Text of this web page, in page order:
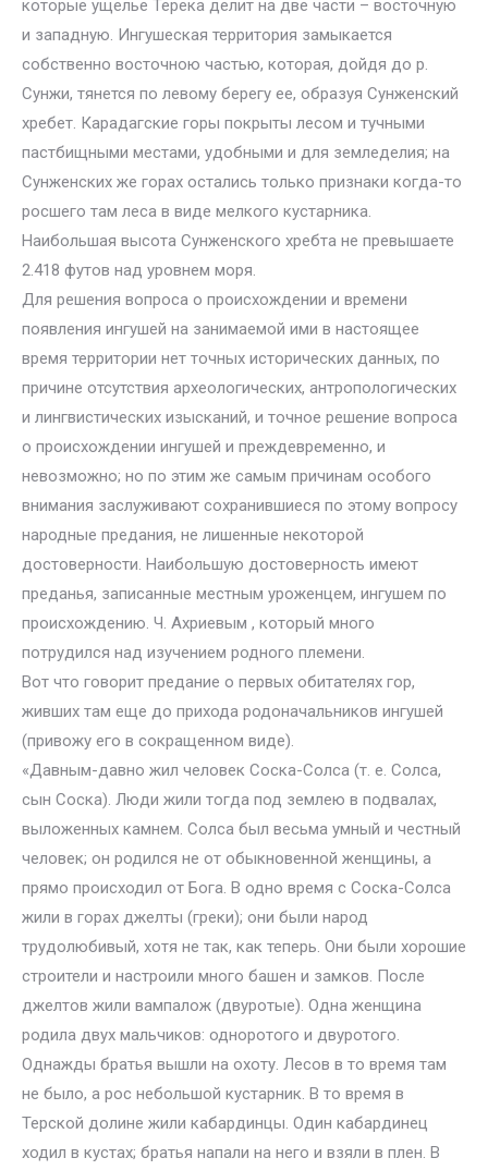
которые ущелье Терека делит на две части – восточную
и западную. Ингушеская территория замыкается
собственно восточною частью, которая, дойдя до р.
Сунжи, тянется по левому берегу ее, образуя Сунженский
хребет. Карадагские горы покрыты лесом и тучными
пастбищными местами, удобными и для земледелия; на
Сунженских же горах остались только признаки когда-то
росшего там леса в виде мелкого кустарника.
Наибольшая высота Сунженского хребта не превышаете
2.418 футов над уровнем моря.
Для решения вопроса о происхождении и времени
появления ингушей на занимаемой ими в настоящее
время территории нет точных исторических данных, по
причине отсутствия археологических, антропологических
и лингвистических изысканий, и точное решение вопроса
о происхождении ингушей и преждевременно, и
невозможно; но по этим же самым причинам особого
внимания заслуживают сохранившиеся по этому вопросу
народные предания, не лишенные некоторой
достоверности. Наибольшую достоверность имеют
преданья, записанные местным уроженцем, ингушем по
происхождению. Ч. Ахриевым , который много
потрудился над изучением родного племени.
Вот что говорит предание о первых обитателях гор,
живших там еще до прихода родоначальников ингушей
(привожу его в сокращенном виде).
«Давным-давно жил человек Соска-Солса (т. е. Солса,
сын Соска). Люди жили тогда под землею в подвалах,
выложенных камнем. Солса был весьма умный и честный
человек; он родился не от обыкновенной женщины, а
прямо происходил от Бога. В одно время с Соска-Солса
жили в горах джелты (греки); они были народ
трудолюбивый, хотя не так, как теперь. Они были хорошие
строители и настроили много башен и замков. После
джелтов жили вампалож (двуротые). Одна женщина
родила двух мальчиков: одноротого и двуротого.
Однажды братья вышли на охоту. Лесов в то время там
не было, а рос небольшой кустарник. В то время в
Терской долине жили кабардинцы. Один кабардинец
ходил в кустах; братья напали на него и взяли в плен. В